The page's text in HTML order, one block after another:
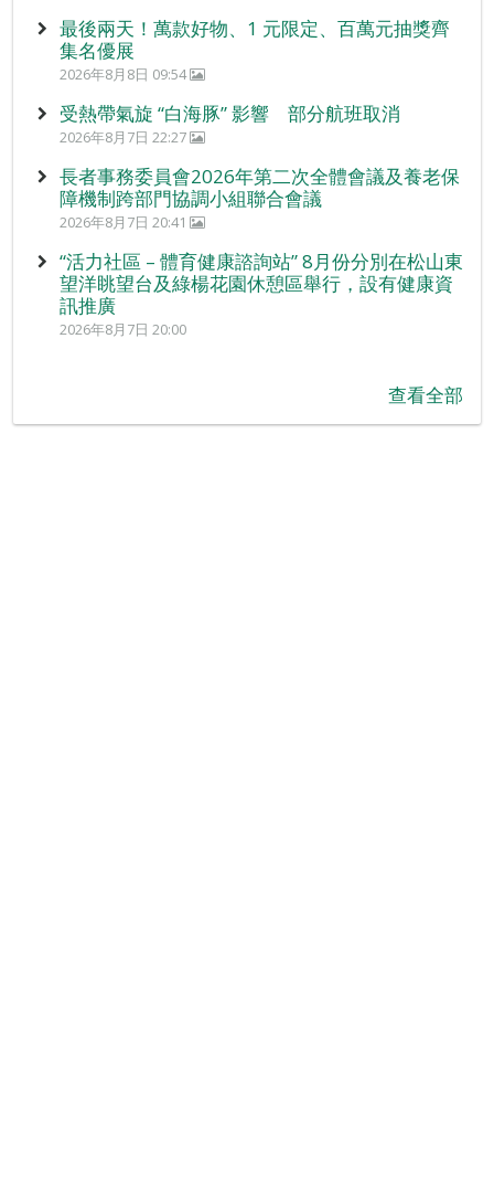
最後兩天！萬款好物、1 元限定、百萬元抽獎齊
集名優展
2026年8月8日 09:54
受熱帶氣旋 “白海豚” 影響 部分航班取消
2026年8月7日 22:27
長者事務委員會2026年第二次全體會議及養老保
障機制跨部門協調小組聯合會議
2026年8月7日 20:41
“活力社區 – 體育健康諮詢站” 8月份分別在松山東
望洋眺望台及綠楊花園休憩區舉行，設有健康資
訊推廣
2026年8月7日 20:00
查看全部